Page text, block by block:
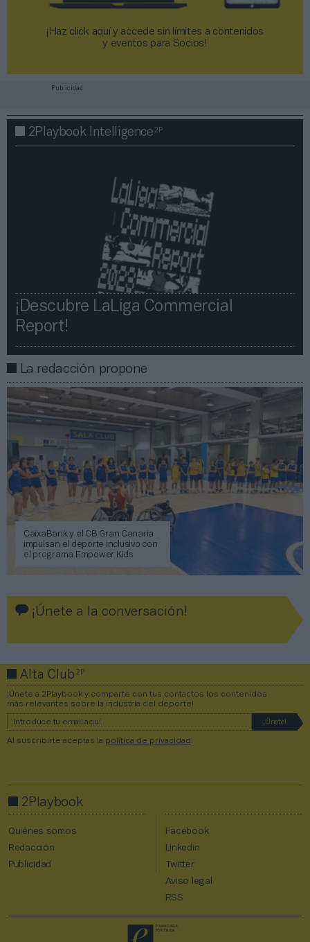
¡Haz click aquí y accede sin límites a contenidos
y eventos para Socios!​​​​​​​
Publicidad
2Playbook Intelligence2P
¡Descubre LaLiga Commercial
Report!​​
La redacción propone
CaixaBank y el CB Gran Canaria
impulsan el deporte inclusivo con
el programa Empower Kids
¡Únete a la conversación!
Alta Club2P
¡Únete a 2Playbook y comparte con tus contactos los contenidos
más relevantes sobre la industria del deporte!
Al suscribirte aceptas la política de privacidad .
2Playbook
Quiénes somos
Redacción
Publicidad
Facebook
Linkedin
Twitter
Aviso legal
RSS